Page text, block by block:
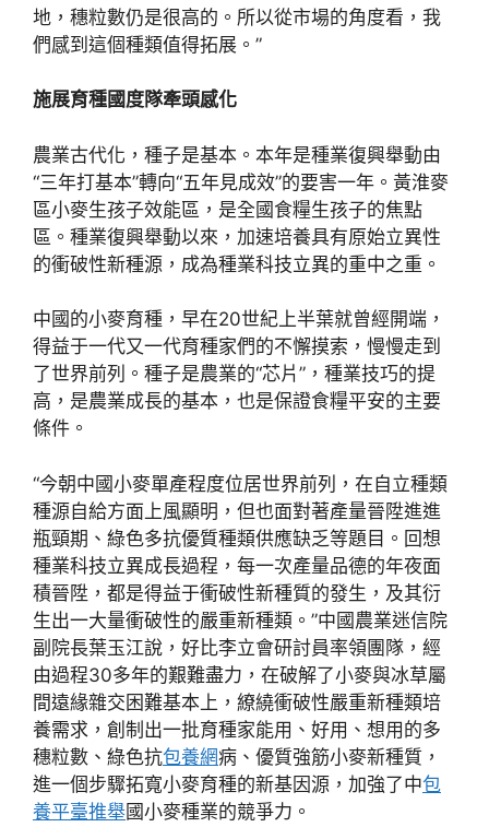
地，穗粒數仍是很高的。所以從市場的角度看，我
們感到這個種類值得拓展。”
施展育種國度隊牽頭感化
農業古代化，種子是基本。本年是種業復興舉動由
“三年打基本”轉向“五年見成效”的要害一年。黃淮麥
區小麥生孩子效能區，是全國食糧生孩子的焦點
區。種業復興舉動以來，加速培養具有原始立異性
的衝破性新種源，成為種業科技立異的重中之重。
中國的小麥育種，早在20世紀上半葉就曾經開端，
得益于一代又一代育種家們的不懈摸索，慢慢走到
了世界前列。種子是農業的“芯片”，種業技巧的提
高，是農業成長的基本，也是保證食糧平安的主要
條件。
“今朝中國小麥單產程度位居世界前列，在自立種類
種源自給方面上風顯明，但也面對著產量晉陞進進
瓶頸期、綠色多抗優質種類供應缺乏等題目。回想
種業科技立異成長過程，每一次產量品德的年夜面
積晉陞，都是得益于衝破性新種質的發生，及其衍
生出一大量衝破性的嚴重新種類。”中國農業迷信院
副院長葉玉江說，好比李立會研討員率領團隊，經
由過程30多年的艱難盡力，在破解了小麥與冰草屬
間遠緣雜交困難基本上，繚繞衝破性嚴重新種類培
養需求，創制出一批育種家能用、好用、想用的多
穗粒數、綠色抗包養網病、優質強筋小麥新種質，
進一個步驟拓寬小麥育種的新基因源，加強了中包
養平臺推舉國小麥種業的競爭力。